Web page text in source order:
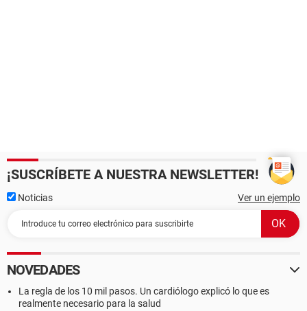
¡SUSCRÍBETE A NUESTRA NEWSLETTER!
Noticias Ver un ejemplo
NOVEDADES
La regla de los 10 mil pasos. Un cardiólogo explicó lo que es
realmente necesario para la salud